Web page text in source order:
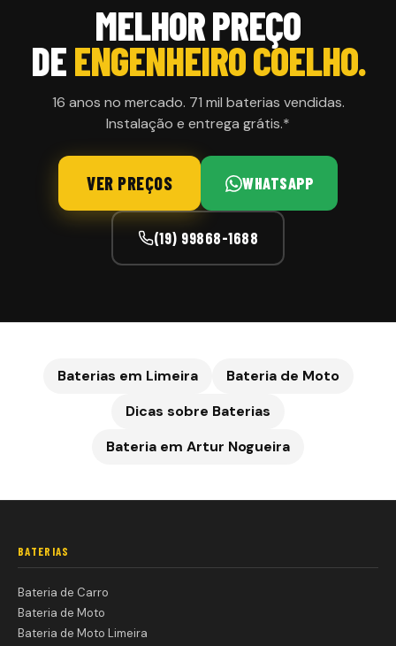
MELHOR PREÇO
DEENGENHEIRO COELHO.
16 anos no mercado. 71 mil baterias vendidas.
Instalação e entrega grátis.*
VER PREÇOS WHATSAPP
(19) 99868-1688
Baterias em Limeira
Bateria de Moto
Dicas sobre Baterias
Bateria em Artur Nogueira
BATERIAS
Bateria de Carro
Bateria de Moto
Bateria de Moto Limeira